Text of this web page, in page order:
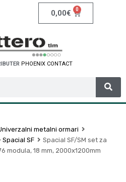
0,00€ 0
PHOENIX CONTACT
metalni ormari
SF
Spacial SF/SM set za
modula, 18 mm, 2000x1200mm